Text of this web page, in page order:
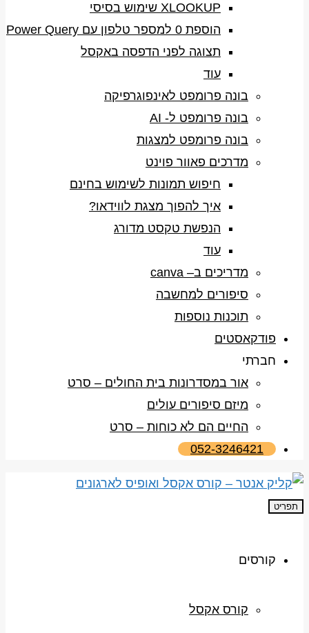
XLOOKUP שימוש בסיסי
הוספת 0 למספר טלפון עם Power Query
תצוגה לפני הדפסה באקסל
עוד
בונה פרומפט לאינפוגרפיקה
בונה פרומפט ל- AI
בונה פרומפט למצגות
מדרכים פאוור פוינט
חיפוש תמונות לשימוש בחינם
איך להפוך מצגת לווידאו?
הנפשת טקסט מדורג
עוד
מדריכים ב– canva
סיפורים למחשבה
תוכנות נוספות
פודקאסטים
חברתי
אור במסדרונות בית החולים – סרט
מיזם סיפורים עולים
החיים הם לא כוחות – סרט
052-3246421
תפריט
קורסים
קורס אקסל